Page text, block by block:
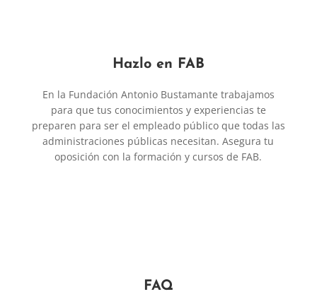
Hazlo en FAB
En la Fundación Antonio Bustamante trabajamos
para que tus conocimientos y experiencias te
preparen para ser el empleado público que todas las
administraciones públicas necesitan. Asegura tu
oposición con la formación y cursos de FAB.
FAQ